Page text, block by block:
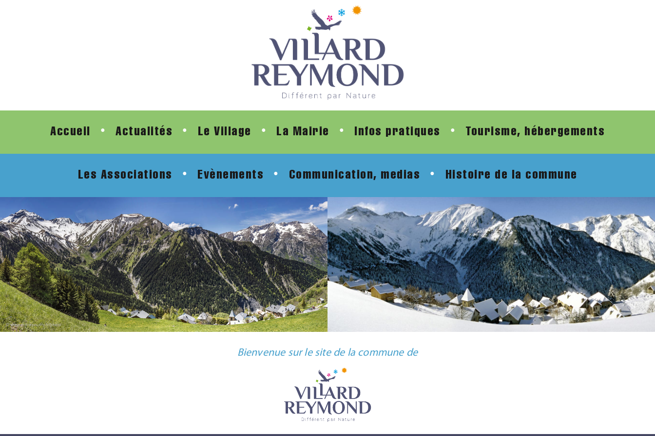
Accueil ● Actualités ● Le Village ● La Mairie ● Infos pratiques ● Tourisme, hébergements
Les Associations ● Evènements ● Communication, medias ● Histoire de la commune
Bienvenue sur le site de la commune de